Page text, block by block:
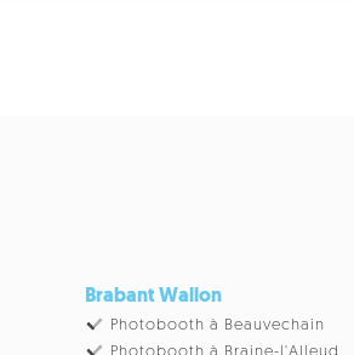
Brabant Wallon
Photobooth à Beauvechain